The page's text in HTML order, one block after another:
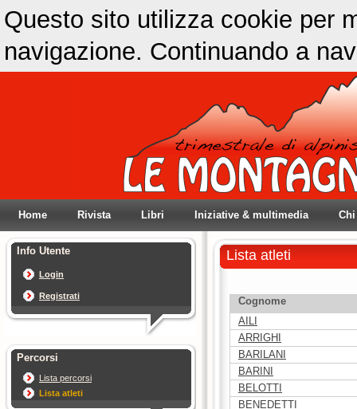
Questo sito utilizza cookie per
navigazione. Continuando a
Home Rivista Libri Iniziative & multimedia
Info Utente
Login
Registrati
Percorsi
Lista percorsi
Lista atleti
Lista atleti
Cognome
AILI
ARRIGHI
BARILANI
BARINI
BELOTTI
BENEDETTI